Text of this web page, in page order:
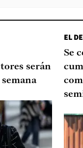
serán
EL
Se